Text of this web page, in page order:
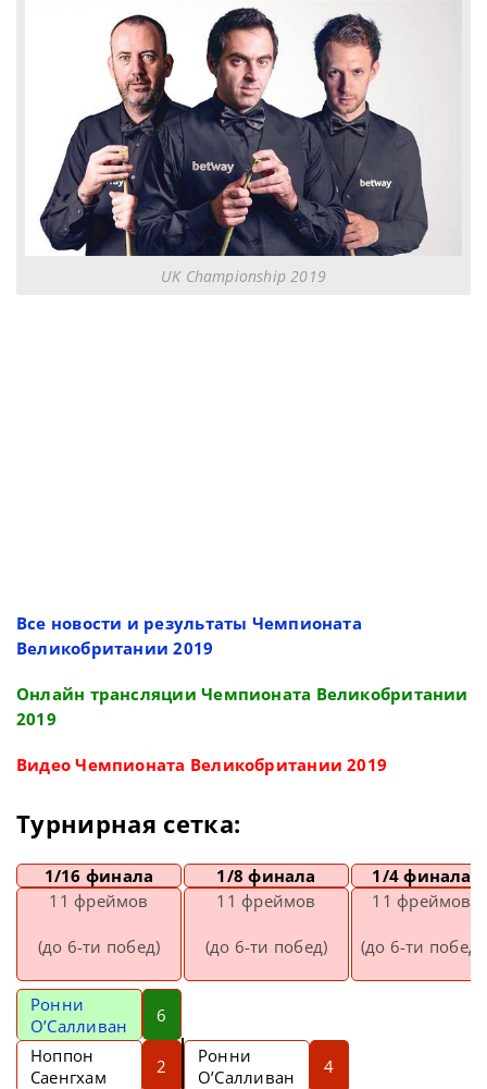
UK Championship 2019
Все новости и результаты Чемпионата
Великобритании 2019
Онлайн трансляции Чемпионата Великобритании
2019
Видео Чемпионата Великобритании 2019
Турнирная сетка:
1/16 финала 1/8 финала
1/4 финала
11 фреймов
(до 6-ти побед)
11 фреймов
(до 6-ти побед)
11 фреймов
(до 6-ти побед)
Ронни
О’Салливан
6
Ноппон
Саенгхам
2
Ронни
О’Салливан
4